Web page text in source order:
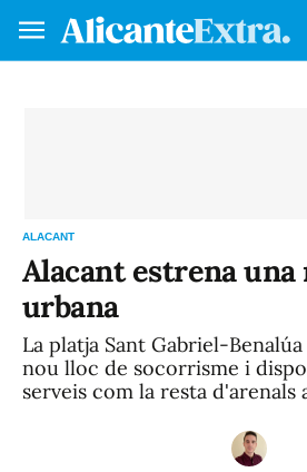
ALACANT
Alacant estrena una
urbana
La platja Sant Gabriel-
nou lloc de socorrisme i
serveis com la resta d'arenals